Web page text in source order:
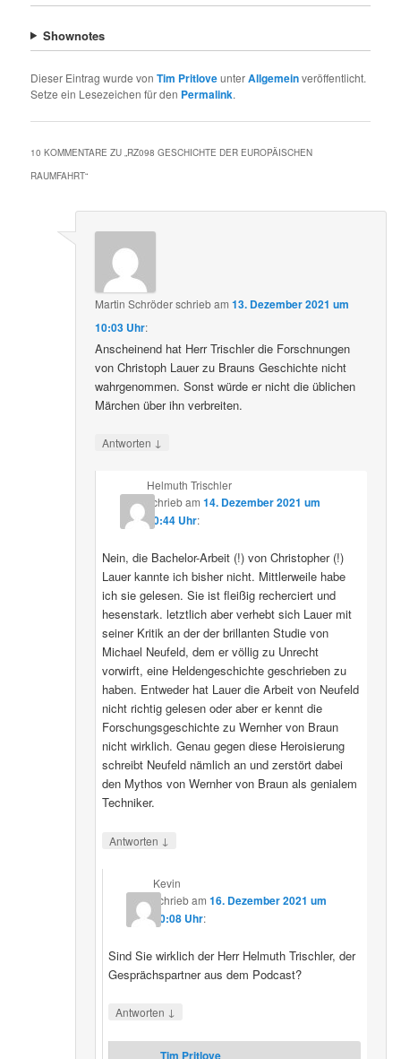
Shownotes
Dieser Eintrag wurde vonTim PritloveunterAllgemeinveröffentlicht.
Setze ein Lesezeichen für den Permalink.
10 KOMMENTARE ZU „RZ098 GESCHICHTE DER EUROPÄISCHEN
RAUMFAHRT“
Martin Schröderschriebam13. Dezember 2021 um
10:03 Uhr:
Anscheinend hat Herr Trischler die Forschnungen
von Christoph Lauer zu Brauns Geschichte nicht
wahrgenommen. Sonst würde er nicht die üblichen
Märchen über ihn verbreiten.
Antworten ↓
Helmuth Trischler
schriebam 14. Dezember 2021 um
20:44 Uhr:
Nein, die Bachelor-Arbeit (!) von Christopher (!)
Lauer kannte ich bisher nicht. Mittlerweile habe
ich sie gelesen. Sie ist fleißig recherciert und
hesenstark. letztlich aber verhebt sich Lauer mit
seiner Kritik an der der brillanten Studie von
Michael Neufeld, dem er völlig zu Unrecht
vorwirft, eine Heldengeschichte geschrieben zu
haben. Entweder hat Lauer die Arbeit von Neufeld
nicht richtig gelesen oder aber er kennt die
Forschungsgeschichte zu Wernher von Braun
nicht wirklich. Genau gegen diese Heroisierung
schreibt Neufeld nämlich an und zerstört dabei
den Mythos von Wernher von Braun als genialem
Techniker.
Antworten ↓
Kevin
schriebam16. Dezember 2021 um
20:08 Uhr:
Sind Sie wirklich der Herr Helmuth Trischler, der
Gesprächspartner aus dem Podcast?
Antworten ↓
Tim Pritlove